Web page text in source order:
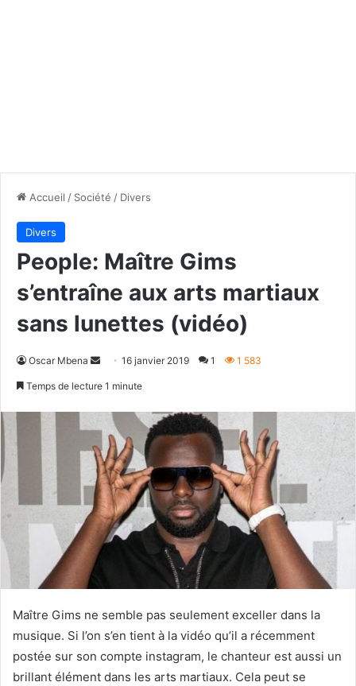
Accueil / Société / Divers
Divers
People: Maître Gims
s’entraîne aux arts martiaux
sans lunettes (vidéo)
Oscar Mbena
Envoyer16 janvier 2019 1 1 583
Temps de lecture 1 minute
Maître Gims ne semble pas seulement exceller dans la
musique. Si l’on s’en tient à la vidéo qu’il a récemment
postée sur son compte instagram, le chanteur est aussi un
brillant élément dans les arts martiaux. Cela peut se